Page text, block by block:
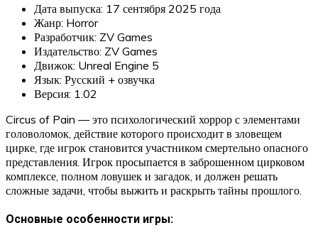
Дата выпуска: 17 сентября 2025 года
Жанр: Horror
Разработчик: ZV Games
Издательство: ZV Games
Движок: Unreal Engine 5
Язык: Русский + озвучка
Версия: 1.02
Circus of Pain — это психологический хоррор с элементами
головоломок, действие которого происходит в зловещем
цирке, где игрок становится участником смертельно опасного
представления. Игрок просыпается в заброшенном цирковом
комплексе, полном ловушек и загадок, и должен решать
сложные задачи, чтобы выжить и раскрыть тайны прошлого.
Основные особенности игры: